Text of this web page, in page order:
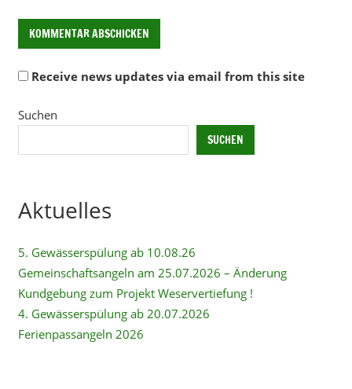
Receive news updates via email from this site
Alternative:
Suchen
SUCHEN
Aktuelles
5. Gewässerspülung ab 10.08.26
Gemeinschaftsangeln am 25.07.2026 – Änderung
Kundgebung zum Projekt Weservertiefung !
4. Gewässerspülung ab 20.07.2026
Ferienpassangeln 2026